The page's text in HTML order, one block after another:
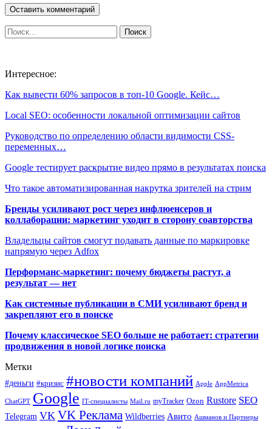
Интересное:
Как вывести 60% запросов в топ-10 Google. Кейс…
Local SEO: особенности локальной оптимизации сайтов
Руководство по определению области видимости CSS-
переменных…
Google тестирует раскрытие видео прямо в результатах поиска
Что такое автоматизированная накрутка зрителей на стрим
Бренды усиливают рост через инфлюенсеров и
коллаборации: маркетинг уходит в сторону соавторства
Владельцы сайтов смогут подавать данные по маркировке
напрямую через Adfox
Перформанс-маркетинг: почему бюджеты растут, а
результат — нет
Как системные публикации в СМИ усиливают бренд и
закрепляют его в поиске
Почему классическое SEO больше не работает: стратегии
продвижения в новой логике поиска
Метки
#деньги #кризис #новости компаний Apple AppMetrica
ChatGPT Google IT-специалисты Mail.ru myTracker Ozon Rustore SEO
Telegram VK VK Реклама Wildberries Авито Ашманов и Партнеры